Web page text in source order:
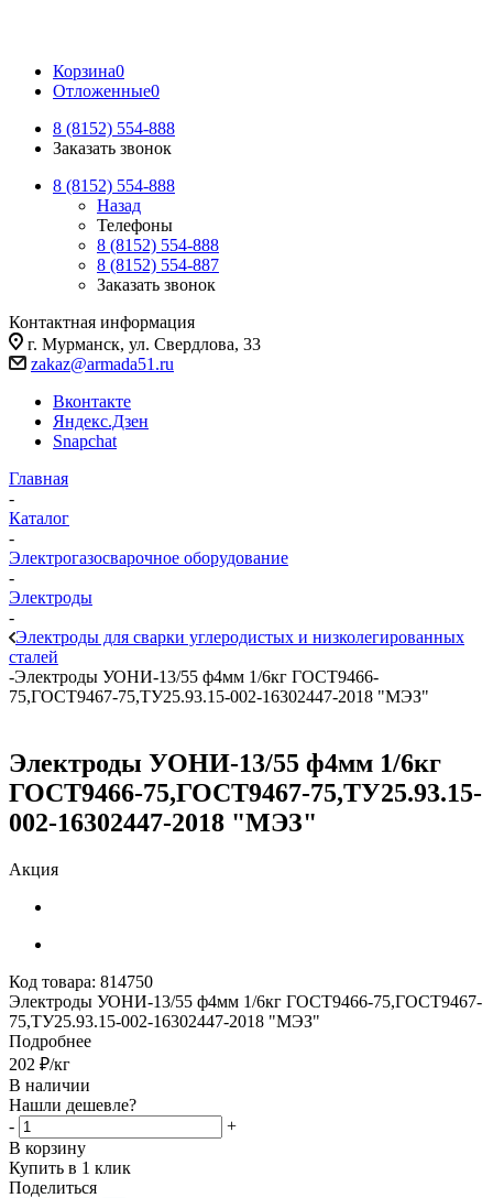
Корзина0
Отложенные0
8 (8152) 554-888
Заказать звонок
8 (8152) 554-888
Назад
Телефоны
8 (8152) 554-888
8 (8152) 554-887
Заказать звонок
Контактная информация
г. Мурманск, ул. Свердлова, 33
zakaz@armada51.ru
Вконтакте
Яндекс.Дзен
Snapchat
Главная
-
Каталог
-
Электрогазосварочное оборудование
-
Электроды
-
Электроды для сварки углеродистых и низколегированных
сталей
-Электроды УОНИ-13/55 ф4мм 1/6кг ГОСТ9466-
75,ГОСТ9467-75,ТУ25.93.15-002-16302447-2018 "МЭЗ"
Электроды УОНИ-13/55 ф4мм 1/6кг
ГОСТ9466-75,ГОСТ9467-75,ТУ25.93.15-
002-16302447-2018 "МЭЗ"
Акция
Код товара: 814750
Электроды УОНИ-13/55 ф4мм 1/6кг ГОСТ9466-75,ГОСТ9467-
75,ТУ25.93.15-002-16302447-2018 "МЭЗ"
Подробнее
202 ₽/кг
В наличии
Нашли дешевле?
-
+
В корзину
Купить в 1 клик
Поделиться